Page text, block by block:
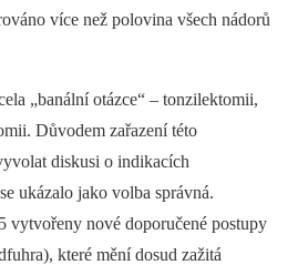
více než polovina všech nádorů
„banální otázce“ –⁠ tonzilektomii,
Důvodem zařazení této
diskusi o indikacích
ukázalo jako volba správná.
vytvořeny nové doporučené postupy
které mění dosud zažitá